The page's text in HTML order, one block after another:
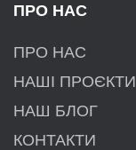
ПРО НАС
ПРО НАС
НАШІ ПРОЄКТИ
НАШ БЛОГ
КОНТАКТИ